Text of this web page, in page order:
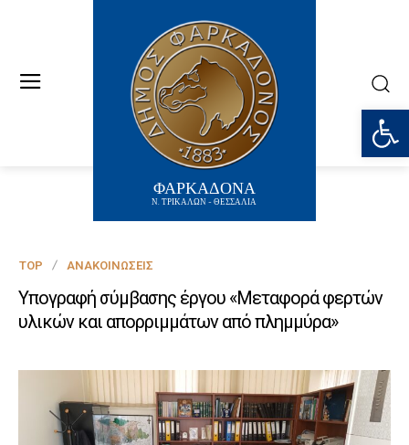
ΦΑΡΚΑΔΟΝΑ
Ν. ΤΡΙΚΑΛΩΝ - ΘΕΣΣΑΛΙΑ
TOP ΑΝΑΚΟΙΝΏΣΕΙΣ
Υπογραφή σύμβασης έργου «Μεταφορά φερτών
υλικών και απορριμμάτων από πλημμύρα»